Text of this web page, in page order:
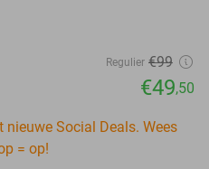
Regulier €99
€49,50
Social Deals. Wees
= op!